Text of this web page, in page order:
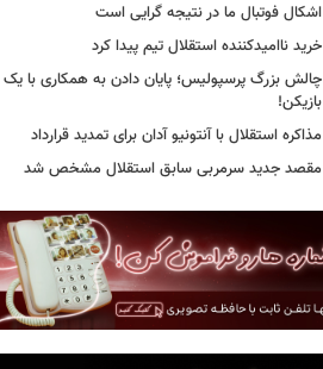
اشکال فوتبال ما در نتیجه گرایی است
خرید ناامیدکننده استقلال تیم پیدا کرد
چالش بزرگ پرسپولیس؛ پایان دادن به همکاری با یک
بازیکن!
مذاکره استقلال با آنتونیو آدان برای تمدید قرارداد
مقصد جدید سرمربی سابق استقلال مشخص شد